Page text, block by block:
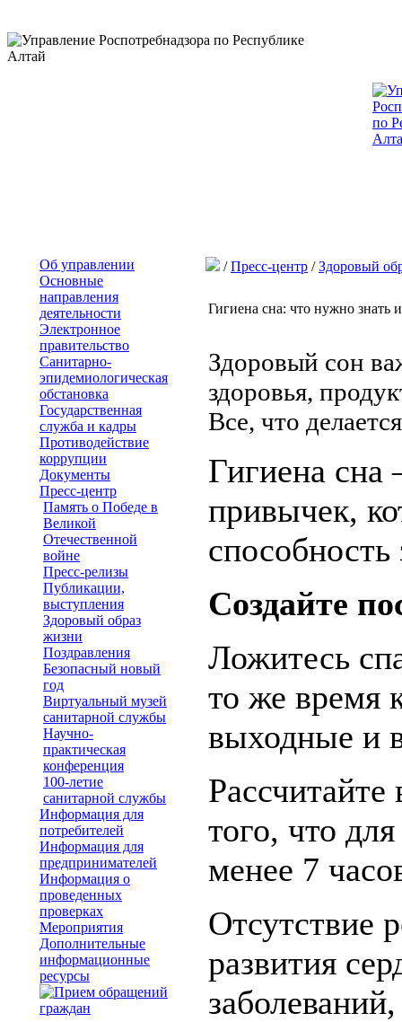
Об управлении
Основные
направления
деятельности
Электронное
правительство
Санитарно-
эпидемиологическая
обстановка
Государственная
служба и кадры
Противодействие
коррупции
Документы
Пресс-центр
Память о Победе в
Великой
Отечественной
войне
Пресс-релизы
Публикации,
выступления
Здоровый образ
жизни
Поздравления
Безопасный новый
год
Виртуальный музей
санитарной службы
Научно-
практическая
конференция
100-летие
санитарной службы
Информация для
потребителей
Информация для
предпринимателей
Информация о
проведенных
проверках
Мероприятия
Дополнительные
информационные
ресурсы
/Пресс-центр /Здоровый
Гигиена сна: что нужно знать
Здоровый сон
здоровья,
Все, что
Гигиена сна
привычек,
Создайте
Ложитесь
то же время
выходные и
того, что
менее 7
Отсутствие
развития